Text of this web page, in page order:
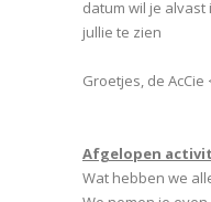
datum wil je
jullie te zien
Groetjes, de AcCie
Afgelopen
Wat hebben we